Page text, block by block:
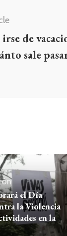
de
sale
el Día
la Violencia
en la